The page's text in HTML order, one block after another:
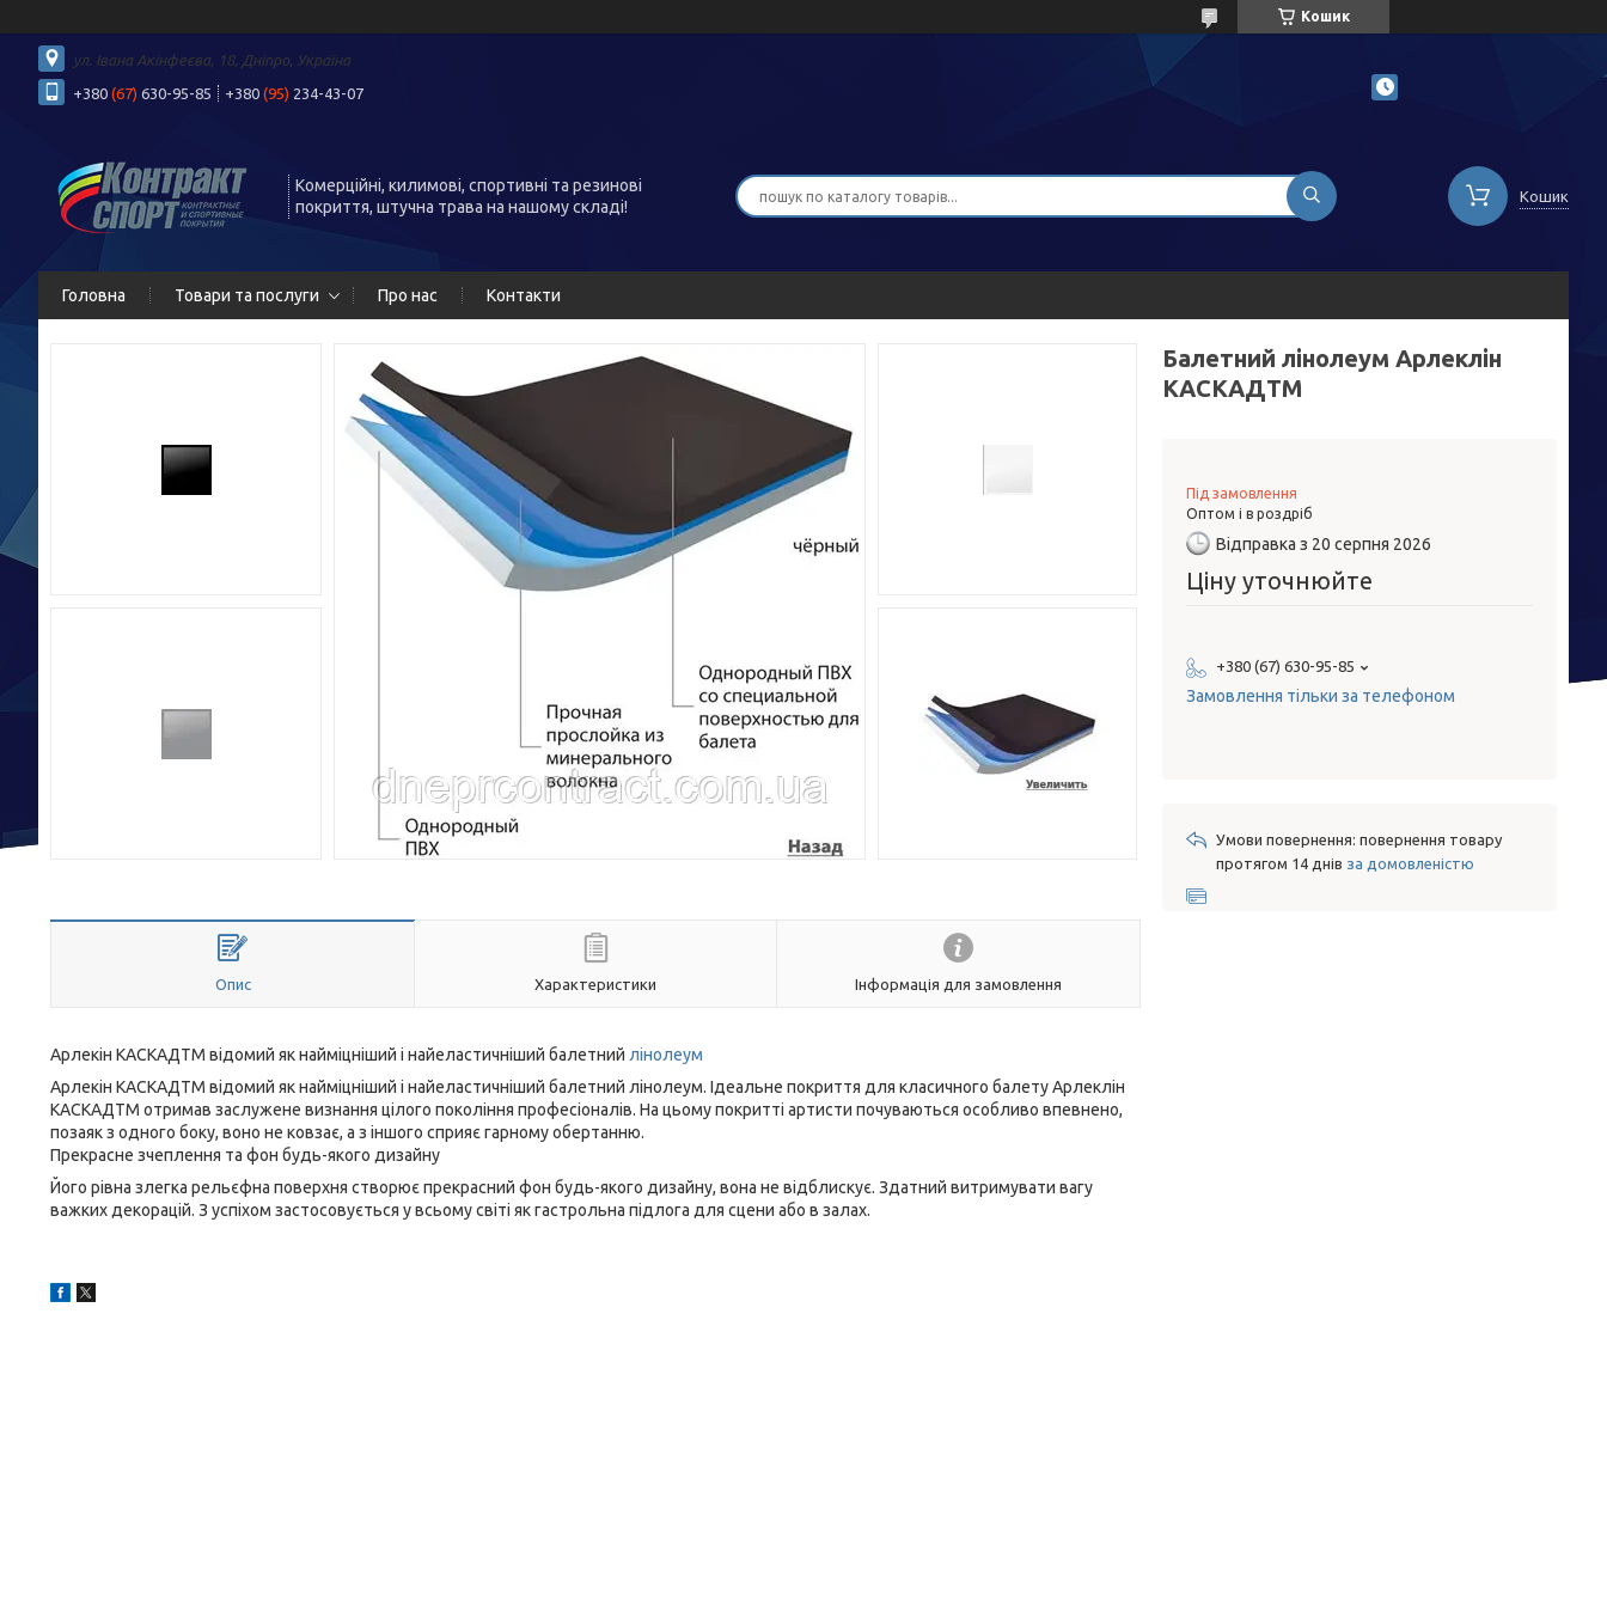
Кошик
ул. Івана Акінфеєва, 18, Дніпро, Україна
+380 (67) 630-95-85 +380 (95) 234-43-07
Комерційні, килимові, спортивні та резинові
покриття, штучна трава на нашому складі!
Кошик
Головна Товари та послуги Про нас Контакти
Опис Характеристики Інформація для замовлення
Арлекін КАСКАДTM відомий як найміцніший і найеластичніший балетний лінолеум
Арлекін КАСКАДTM відомий як найміцніший і найеластичніший балетний лінолеум. Ідеальне покриття для класичного балету Арлеклін
КАСКАДTM отримав заслужене визнання цілого покоління професіоналів. На цьому покритті артисти почуваються особливо впевнено,
позаяк з одного боку, воно не ковзає, а з іншого сприяє гарному обертанню.
Прекрасне зчеплення та фон будь-якого дизайну
Його рівна злегка рельєфна поверхня створює прекрасний фон будь-якого дизайну, вона не відблискує. Здатний витримувати вагу
важких декорацій. З успіхом застосовується у всьому світі як гастрольна підлога для сцени або в залах.
Балетний лінолеум Арлеклін
КАСКАДTM
Під замовлення
Оптом і в роздріб
Відправка з 20 серпня 2026
Ціну уточнюйте
+380 (67) 630-95-85
Замовлення тільки за телефоном
повернення товару
протягом 14 днів за домовленістю